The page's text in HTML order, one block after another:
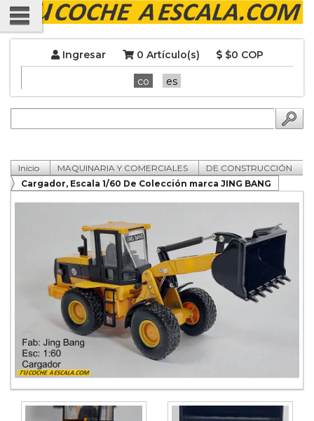
Ingresar 0 Artículo(s) $0 COP
co es
Inicio MAQUINARIA Y COMERCIALES
DE CONSTRUCCIÓN
Cargador, Escala 1/60 De Colección marca JING BANG